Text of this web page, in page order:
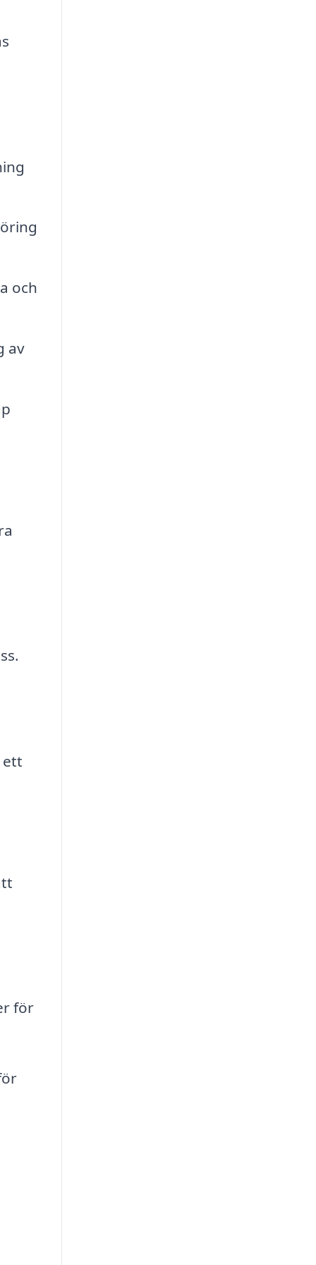
och
av
ett
för